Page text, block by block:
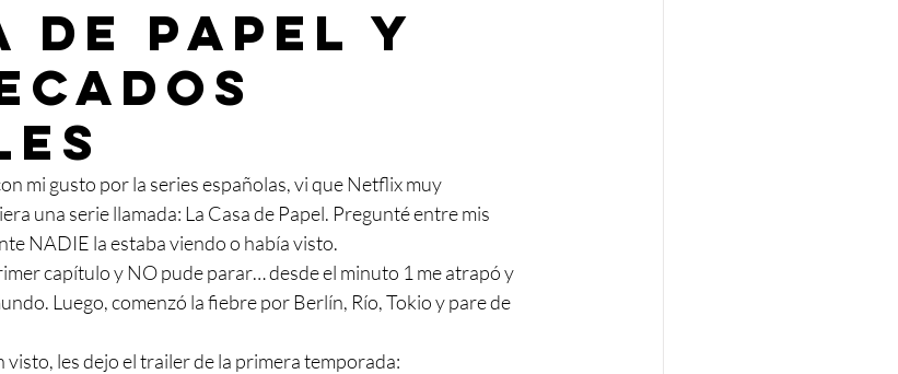
de Papel y
mi gusto por la series españolas, vi que Netflix muy
una serie llamada: La Casa de Papel. Pregunté entre mis
NADIE la estaba viendo o había visto.
capítulo y NO pude parar… desde el minuto 1 me atrapó y
Luego, comenzó la fiebre por Berlín, Río, Tokio y pare de
visto, les dejo el trailer de la primera temporada: